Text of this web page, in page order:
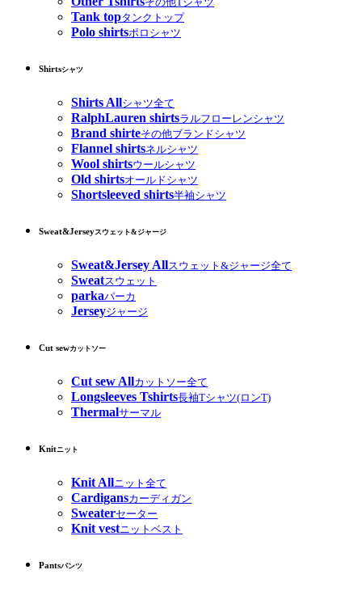
Tank topタンクトップ
Polo shirtsポロシャツ
Shirtsシャツ
Shirts Allシャツ全て
RalphLauren shirtsラルフローレンシャツ
Brand shirteその他ブランドシャツ
Flannel shirtsネルシャツ
Wool shirtsウールシャツ
Old shirtsオールドシャツ
Shortsleeved shirts半袖シャツ
Sweat&Jerseyスウェット&ジャージ
Sweat&Jersey Allスウェット&ジャージ全て
Sweatスウェット
parkaパーカ
Jerseyジャージ
Cut sewカットソー
Cut sew Allカットソー全て
Longsleeves Tshirts長袖Tシャツ(ロンT)
Thermalサーマル
Knitニット
Knit Allニット全て
Cardigansカーディガン
Sweaterセーター
Knit vestニットベスト
Pantsパンツ